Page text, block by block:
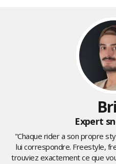
Expert
"Chaque rider a son propre
lui correspondre. Freestyle,
trouviez exactement ce que